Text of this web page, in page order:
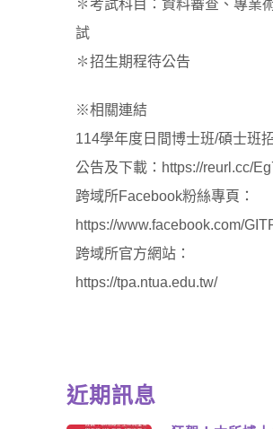
✽考試科目：資料審查、專業
試
✽招生期程待公告
※相關連結
114學年度日間博士班/碩士班
公告及下載： https://reurl.cc/
跨域所Facebook粉絲專頁：
https://www.facebook.com/
跨域所官方網站：
https://tpa.ntua.edu.tw/
近期訊息